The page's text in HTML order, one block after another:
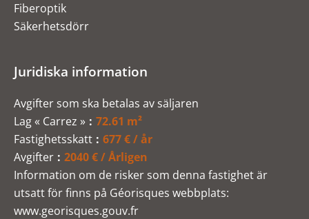
Fiberoptik
Säkerhetsdörr
Juridiska information
Avgifter som ska betalas av säljaren
Lag « Carrez »
72.61 m²
Fastighetsskatt
677 € / år
Avgifter
2040 € / Årligen
Information om de risker som denna fastighet är
utsatt för finns på Géorisques webbplats:
www.georisques.gouv.fr